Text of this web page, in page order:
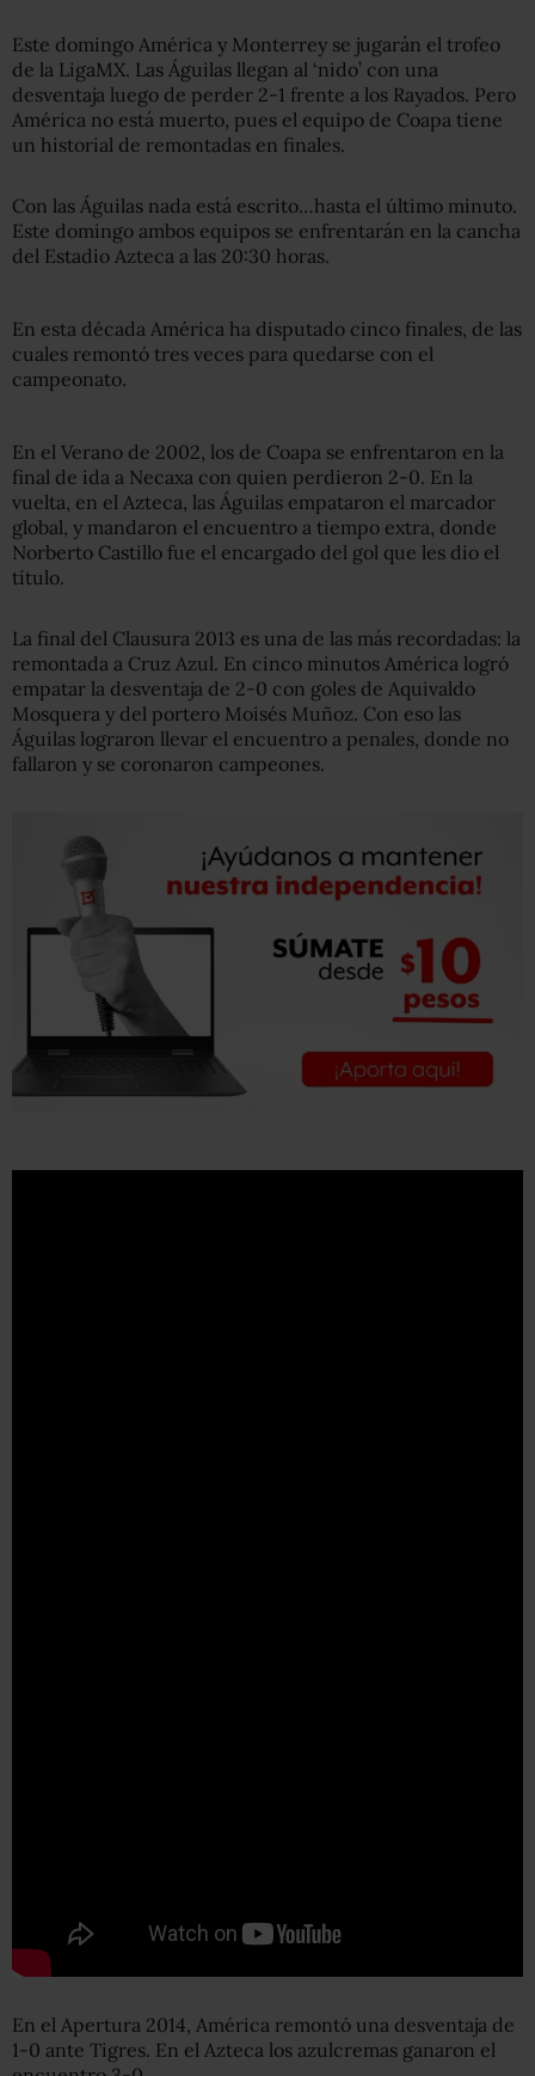
Este domingo América y Monterrey se jugarán el trofeo
de la LigaMX. Las Águilas llegan al ‘nido’ con una
desventaja luego de perder 2-1 frente a los Rayados. Pero
América no está muerto, pues el equipo de Coapa tiene
un historial de remontadas en finales.
Con las Águilas nada está escrito…hasta el último minuto.
Este domingo ambos equipos se enfrentarán en la cancha
del Estadio Azteca a las 20:30 horas.
En esta década América ha disputado cinco finales, de las
cuales remontó tres veces para quedarse con el
campeonato.
En el Verano de 2002, los de Coapa se enfrentaron en la
final de ida a Necaxa con quien perdieron 2-0. En la
vuelta, en el Azteca, las Águilas empataron el marcador
global, y mandaron el encuentro a tiempo extra, donde
Norberto Castillo fue el encargado del gol que les dio el
título.
La final del Clausura 2013 es una de las más recordadas: la
remontada a Cruz Azul. En cinco minutos América logró
empatar la desventaja de 2-0 con goles de Aquivaldo
Mosquera y del portero Moisés Muñoz. Con eso las
Águilas lograron llevar el encuentro a penales, donde no
fallaron y se coronaron campeones.
En el Apertura 2014, América remontó una desventaja de
1-0 ante Tigres. En el Azteca los azulcremas ganaron el